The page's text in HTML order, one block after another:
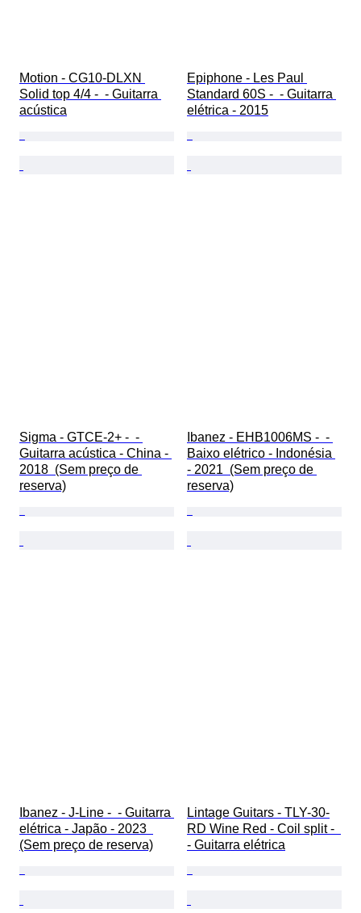
Motion - CG10-DLXN
Solid top 4/4 -  - Guitarra
acústica
Epiphone - Les Paul
Standard 60S -  - Guitarra
elétrica - 2015
Sigma - GTCE-2+ -  -
Guitarra acústica - China -
2018  (Sem preço de
reserva)
Ibanez - EHB1006MS -  -
Baixo elétrico - Indonésia
- 2021  (Sem preço de
reserva)
Ibanez - J-Line -  - Guitarra
elétrica - Japão - 2023
(Sem preço de reserva)
Lintage Guitars - TLY-30-
RD Wine Red - Coil split -
- Guitarra elétrica